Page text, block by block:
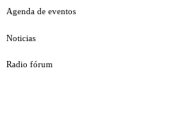
Agenda de eventos
Noticias
Radio fórum